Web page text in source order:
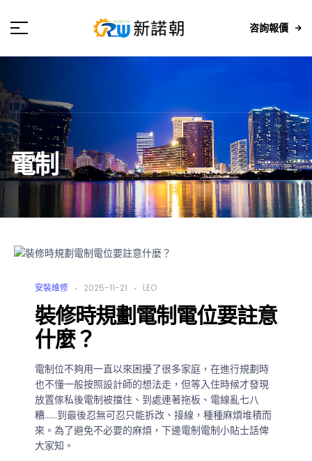
咨詢報價
電制
安裝維修 2025-11-21 LEO
裝修時規劃電制電位要註意
什麼？
電制位不夠用一直以來困擾了很多家庭，在進行規劃時
也不懂一般按照設計師的想法走，但等入住時候才發現
放置傢私後電制被擋住、到處連著拖板、電線亂七八
糟……到最後忍無可忍只能拆改、接線，種種麻煩堆積而
來。為了避免不必要的麻煩，下邊電制電制小貼士話俾
大家知。